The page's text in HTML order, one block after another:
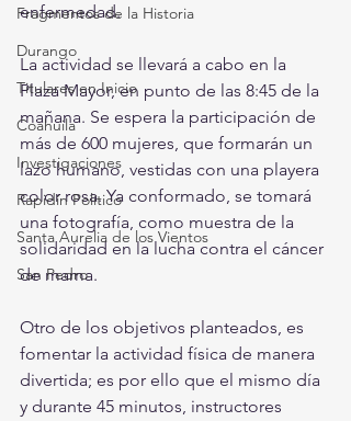
Fragmentos de la Historia
Durango
Titulares en Inicio
Coahuila
Investigaciones
Rapidín Político
Santa Aurelia de los Vientos
San Pedro
enfermedad.
La actividad se llevará a cabo en la
Plaza Mayor, en punto de las 8:45 de la
mañana. Se espera la participación de
más de 600 mujeres, que formarán un
lazo humano, vestidas con una playera
color rosa. Ya conformado, se tomará
una fotografía, como muestra de la
solidaridad en la lucha contra el cáncer
de mama.
Otro de los objetivos planteados, es
fomentar la actividad física de manera
divertida; es por ello que el mismo día
y durante 45 minutos, instructores